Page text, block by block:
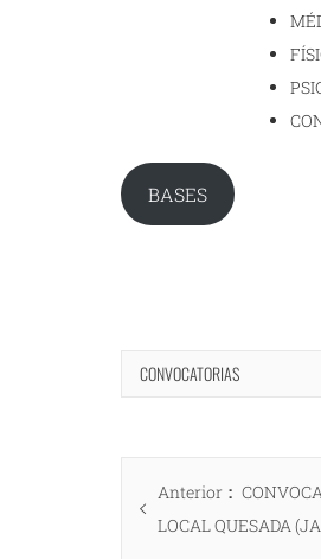
BASES
CONVOCATORIAS
Navegación
de Anterior
Entrada
anterior:
LOCAL QUESADA